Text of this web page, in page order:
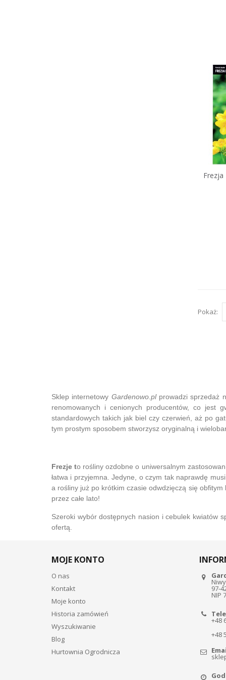
Frezja
Pokaż:
Sklep internetowy Gardenowo.plprowadzi sprzedaż
renomowanych i cenionych producentów, co jest
standardowych takich jak biel czy czerwień, aż po
tym prostym sposobem stworzysz oryginalną i
Frezje to rośliny ozdobne o uniwersalnym
łatwa i przyjemna. Jedyne, o czym tak naprawdę
a rośliny już po krótkim czasie odwdzięczą się
przez całe lato!
Szeroki wybór dostępnych nasion i cebulek kwiatów
ofertą.
MOJE KONTO
O nas
Kontakt
Moje konto
Historia zamówień
Wyszukiwanie
Blog
Hurtownia Ogrodnicza
97-
NIP
+48
+48